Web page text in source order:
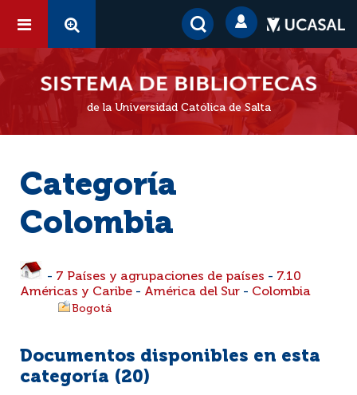
de la Universidad Católica de Salta
Categoría
Colombia
- 7 Países y agrupaciones de países - 7.10
Américas y Caribe - América del Sur - Colombia
Bogotá
Documentos disponibles en esta
categoría (20)